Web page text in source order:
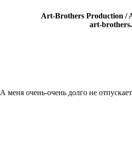
Art-Brothers Production /
art-
А меня очень-очень долго не